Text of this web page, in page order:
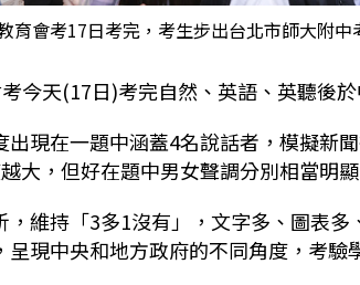
育會考17日考完，考生步出台北市師大附中
今天(17日)考完自然、英語、英聽後於
現在一題中涵蓋4名說話者，模擬新
大，但好在題中男女聲調分別相當明顯
，維持「3多1沒有」，文字多、圖表
現中央和地方政府的不同角度，考驗